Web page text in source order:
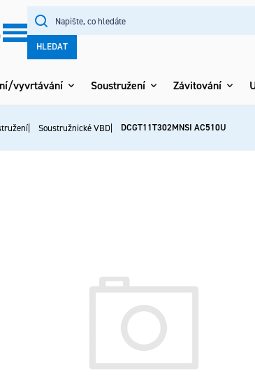
HLEDAT
vyvrtávání Soustružení Závitování
Soustružnické VBD DCGT11T302MNSI AC510U